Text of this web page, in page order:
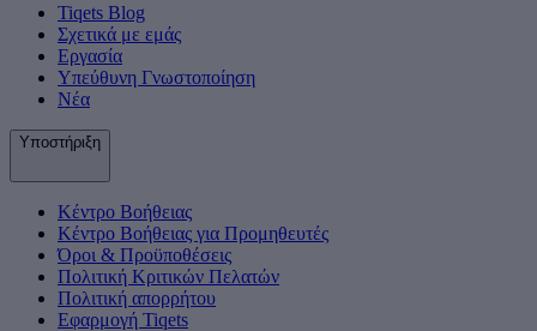
Tiqets Βlog
Σχετικά με εμάς
Εργασία
Υπεύθυνη Γνωστοποίηση
Νέα
Υποστήριξη
Κέντρο Βοήθειας
Κέντρο Βοήθειας για Προμηθευτές
Όροι & Προϋποθέσεις
Πολιτική Κριτικών Πελατών
Πολιτική απορρήτου
Εφαρμογή Tiqets